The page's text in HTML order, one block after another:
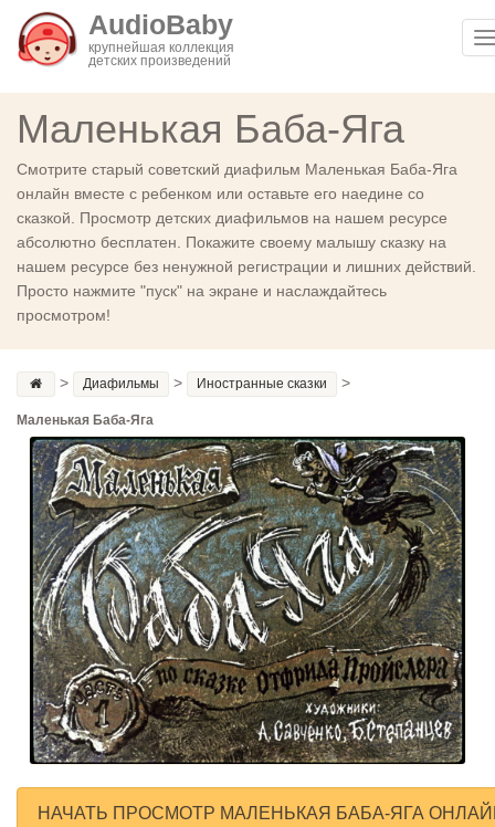
AudioBaby
крупнейшая коллекция
детских произведений
Маленькая Баба-Яга
Смотрите старый советский диафильм Маленькая Баба-Яга
онлайн вместе с ребенком или оставьте его наедине со
сказкой. Просмотр детских диафильмов на нашем ресурсе
абсолютно бесплатен. Покажите своему малышу сказку на
нашем ресурсе без ненужной регистрации и лишних действий.
Просто нажмите "пуск" на экране и наслаждайтесь
просмотром!
> Диафильмы > Иностранные сказки >
Маленькая Баба-Яга
НАЧАТЬ ПРОСМОТР МАЛЕНЬКАЯ БАБА-ЯГА